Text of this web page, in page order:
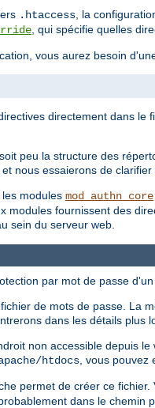
.htaccess, la
, qui spécifie quelles
vous aurez besoin
directement dans
peu la structure des
nous essaierons de
modules mod_authn_core
modules fournissent des
sein du serveur web.
par mot de passe
de mots de passe. La
dans les détails
non accessible depuis
htdocs , vous
permet de créer ce
dans le chemin